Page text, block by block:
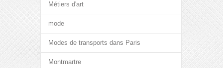
Métiers d'art
mode
Modes de transports dans Paris
Montmartre